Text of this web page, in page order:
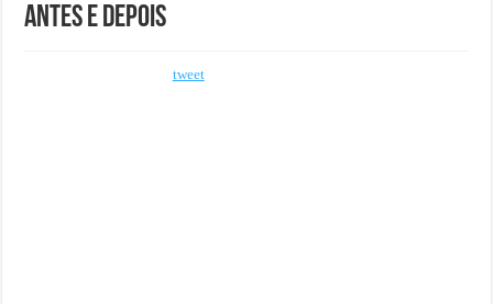
ANTES E DEPOIS
tweet